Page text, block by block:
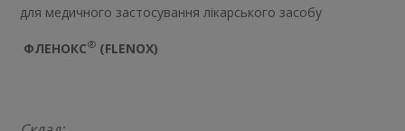
для медичного застосування лікарського засобу
ФЛЕНОКС® (FLENOX)